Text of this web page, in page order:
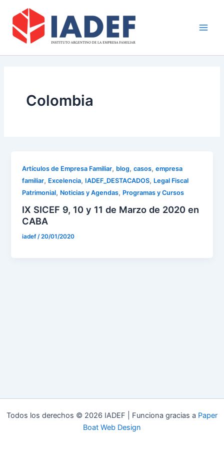
contenido
Colombia
Artículos de Empresa Familiar, blog,casos,empresa
familiar, Excelencia, IADEF_DESTACADOS, Legal Fiscal
Patrimonial, Noticias y Agendas, Programas y Cursos
IX SICEF 9, 10 y 11 de Marzo de 2020 en
CABA
iadef/20/01/2020
Todos los derechos © 2026 IADEF | Funciona gracias a Paper
Boat Web Design